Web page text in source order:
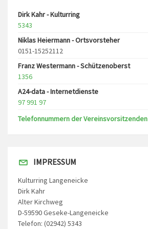
Dirk Kahr - Kulturring
5343
Niklas Heiermann - Ortsvorsteher
0151-15252112
Franz Westermann - Schützenoberst
1356
A24-data - Internetdienste
97 991 97
Telefonnummern der Vereinsvorsitzenden
IMPRESSUM
Kulturring Langeneicke
Dirk Kahr
Alter Kirchweg
D-59590 Geseke-Langeneicke
Telefon: (02942) 5343